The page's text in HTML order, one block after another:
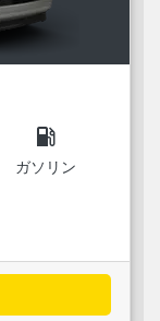
local_gas_station
ガソリン